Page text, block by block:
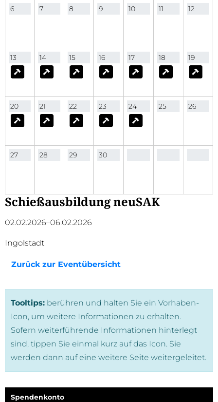
6 7 8 9 10 11 12
13 14 15 16 17 18 19
20 21 22 23 24 25 26
27 28 29 30
Schießausbildung neuSAK
02.02.2026–06.02.2026
Ingolstadt
Zurück zur Eventübersicht
Tooltips: berühren und halten Sie ein Vorhaben-
Icon, um weitere Informationen zu erhalten.
Sofern weiterführende Informationen hinterlegt
sind, tippen Sie einmal kurz auf das Icon. Sie
werden dann auf eine weitere Seite weitergeleitet.
Spendenkonto